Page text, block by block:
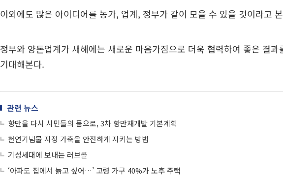
이외에도 많은 아이디어를 농가, 업계, 정부가 같이 모을 수 있을 것이라고
정부와 양돈업계가 새해에는 새로운 마음가짐으로 더욱 협력하여 좋은 결과
기대해본다.
관련 뉴스
항만을 다시 시민들의 품으로, 3차 항만재개발 기본계획
천연기념물 지정 가축을 안전하게 지키는 방법
기성세대에 보내는 러브콜
‘아파도 집에서 늙고 싶어…’ 고령 가구 40%가 노후 주택